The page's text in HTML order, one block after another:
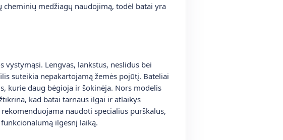
medžiagų naudojimą, todėl batai yra
vystymąsi. Lengvas, lankstus, neslidus bei
suteikia nepakartojamą žemės pojūtį. Bateliai
kurie daug bėgioja ir šokinėja. Nors modelis
kad batai tarnaus ilgai ir atlaikys
naudoti specialius purškalus,
ilgesnį laiką.